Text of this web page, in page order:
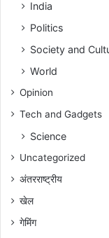
India
Politics
Society and
World
Opinion
Tech and Gadgets
Science
Uncategorized
अंतरराष्ट्रीय
खेल
गेमिंग